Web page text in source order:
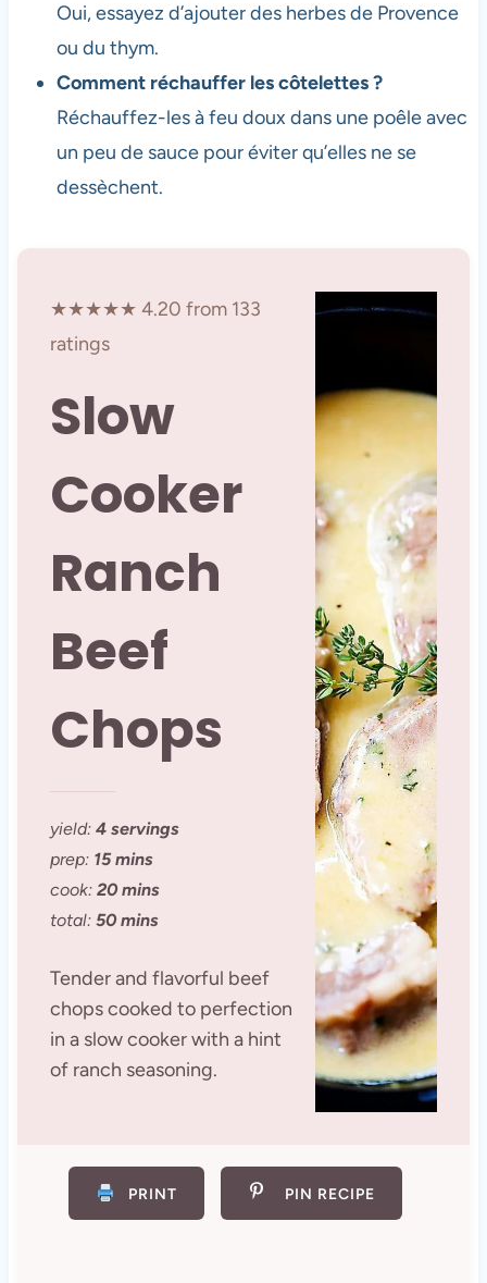
Oui, essayez d’ajouter des herbes de Provence
ou du thym.
Comment réchauffer les côtelettes ?
Réchauffez-les à feu doux dans une poêle avec
un peu de sauce pour éviter qu’elles ne se
dessèchent.
★★★★★ 4.20 from 133
ratings
Slow
Cooker
Ranch
Beef
Chops
yield: 4 servings
prep: 15 mins
cook: 20 mins
total: 50 mins
Tender and flavorful beef
chops cooked to perfection
in a slow cooker with a hint
of ranch seasoning.
PRINT PIN RECIPE